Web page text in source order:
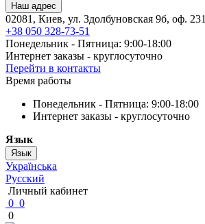
Наш адрес
02081, Киев, ул. Здолбуновская 9б, оф. 231
+38 050 328-73-51
Понедельник - Пятница: 9:00-18:00
Интернет заказы - круглосуточно
Перейти в контакты
Время работы
Понедельник - Пятница: 9:00-18:00
Интернет заказы - круглосуточно
Язык
Язык
Українська
Русский
Личный кабинет
0 0
0